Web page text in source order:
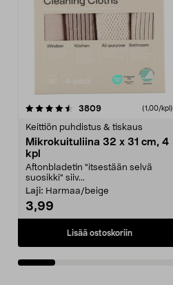
3809arvostelut (1,00/kpl)
Keittiön puhdistus & tiskaus
Mikrokuituliina 32 x 31 cm, 4
kpl
Aftonbladetin "itsestään selvä
suosikki" siiv...
Laji: Harmaa/beige
3,99
Lisää ostoskoriin
4.5viidestä